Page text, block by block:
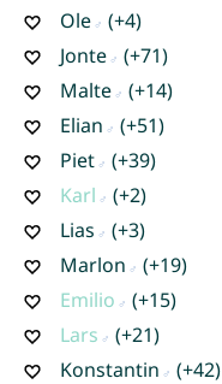
Ole
(+4)
Jonte
(+71)
Malte
(+14)
Elian
(+51)
Piet
(+39)
Karl
(+2)
Lias
(+3)
Marlon
(+19)
Emilio
(+15)
Lars
(+21)
Konstantin
(+42)